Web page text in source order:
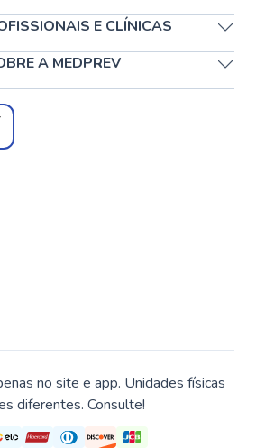
E CLÍNICAS
A MEDPREV
no site e app. Unidades físicas
diferentes. Consulte!